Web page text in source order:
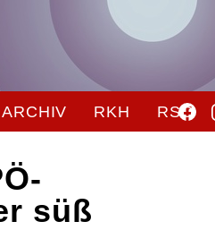
ARCHIV RKH RSO
süß